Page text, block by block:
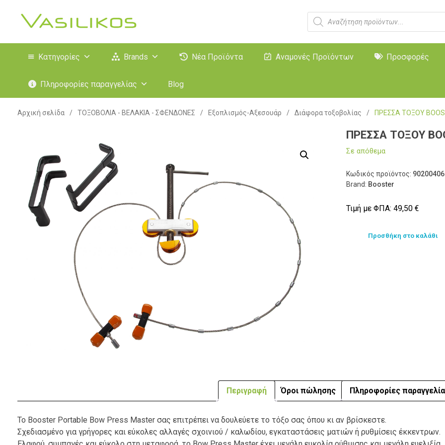
Κατηγορίες Brands Νέα Προϊόντα Αναμονές Προϊόντων Προσφορές
Πληροφορίες παραγγελίας Blog
Αρχική σελίδα / ΤΟΞΟΒΟΛΙΑ - ΒΕΛΑΚΙΑ - ΣΦΕΝΔΟΝΕΣ / Εξοπλισμός-Αξεσουάρ / Διάφορα τοξοβολίας / ΠΡΕΣΣΑ ΤΟΞΟΥ
ΠΡΕΣΣΑ ΤΟΞΟΥ
Σε απόθεμα
Κωδικός προϊόντος:
Brand: Booster
Τιμή με ΦΠΑ:49,50€
Προσθήκη στο καλάθι
Περιγραφή Όροι πώλησης Πληροφορίες
Το Booster Portable Bow Press Master σας επιτρέπει να δουλεύετε το τόξο σας όπου κι αν βρίσκεστε.
Σχεδιασμένο για γρήγορες και εύκολες αλλαγές σχοινιού / καλωδίου, εγκαταστάσεις ματιών ή ρυθμίσεις έκκεντρων.